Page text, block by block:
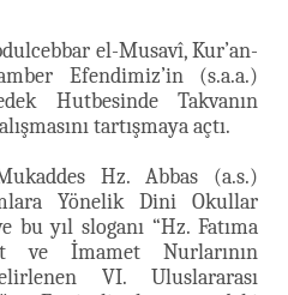
el-Musavî, Kur’an-
Efendimiz’in (s.a.a.)
Hutbesinde Takvanın
tartışmaya açtı.
Hz. Abbas (a.s.)
Yönelik Dini Okullar
bu yıl sloganı “Hz. Fatıma
ve İmamet Nurlarının
VI. Uluslararası